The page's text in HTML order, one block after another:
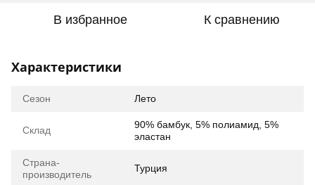
В избранное К сравнению
Характеристики
Сезон Лето
Склад
90% бамбук, 5% полиамид, 5%
эластан
Страна-
производитель
Турция